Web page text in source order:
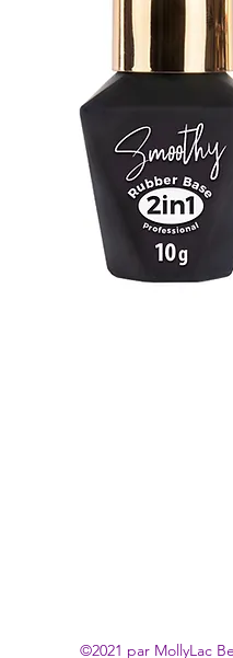
©2021 par MollyLac